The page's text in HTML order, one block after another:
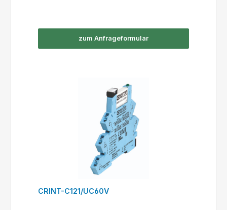
zum Anfrageformular
CRINT-C121/UC60V